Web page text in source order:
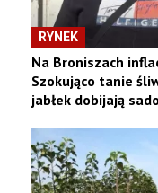
RYNEK
Na Broniszach
Szokująco tanie
jabłek dobijają